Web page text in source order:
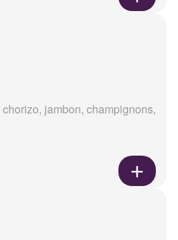
jambon, champignons,